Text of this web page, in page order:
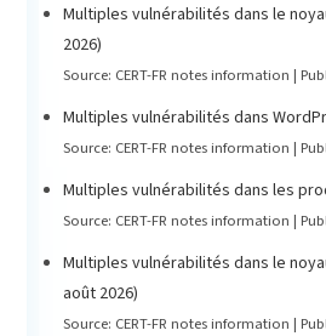
Multiples vulnérabilités dans le
2026)
Source: CERT-FR notes information
Multiples vulnérabilités dans
Source: CERT-FR notes information
Multiples vulnérabilités dans les
Source: CERT-FR notes information
Multiples vulnérabilités dans le
août 2026)
Source: CERT-FR notes information